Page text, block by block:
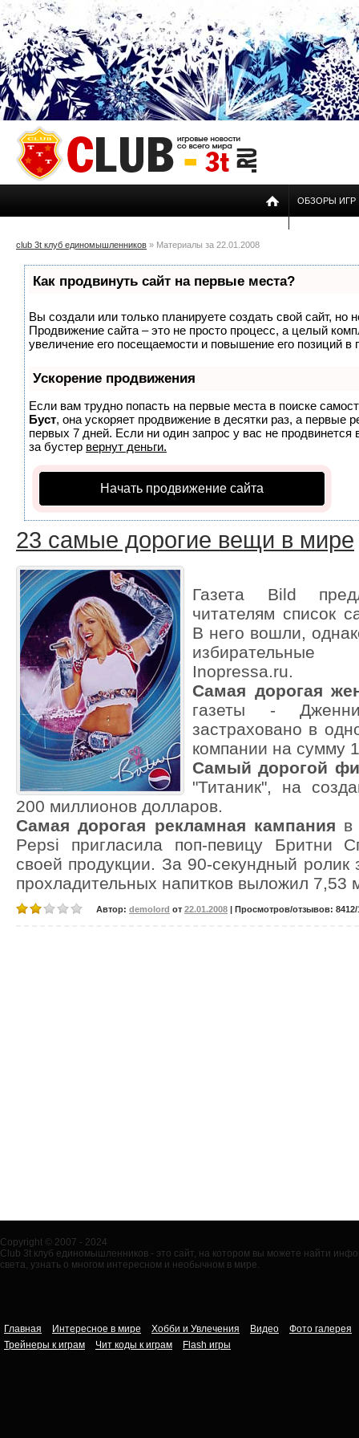
ОБЗОРЫ ИГР
club 3t клуб единомышленников » Материалы за 22.01.2008
Как продвинуть сайт на первые места?
Вы создали или только планируете создать свой сайт, но
Продвижение сайта – это не просто процесс, а целый
увеличение его посещаемости и повышение его позиций в
Ускорение продвижения
Если вам трудно попасть на первые места в поиске
Буст, она ускоряет продвижение в десятки раз, а первые
первых 7 дней. Если ни один запрос у вас не продвинется
за бустер вернут деньги.
Начать продвижение сайта
23 самые дорогие вещи в мире
Газета Bild
читателям список
В него вошли,
Inopressa.ru.
Самая дорогая
газеты -
застраховано в
компании на сумму
Самый дорогой
"Титаник", на
200 миллионов долларов.
Самая дорогая рекламная кампания в
Pepsi пригласила поп-певицу Бритни
своей продукции. За 90-секундный ролик
прохладительных напитков выложил 7,53
Автор: demolord от 22.01.2008 | Просмотров/отзывов: 8412/
Copyright © 2007 - 2024
Club 3t клуб единомышленников - это сайт, на котором вы можете найти
света, узнать о многом интересном и необычном в мире.
Главная Интересное в мире Хобби и Увлечения Видео
Фото галерея
Трейнеры к играм
Чит коды к играм Flash игры